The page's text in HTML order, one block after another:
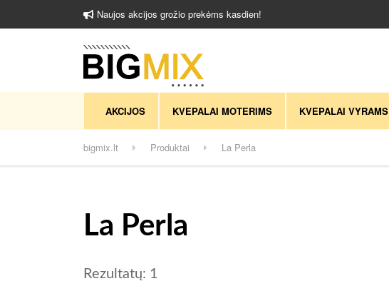
Naujos akcijos grožio prekėms kasdien!
AKCIJOS KVEPALAI MOTERIMS KVEPALAI VYRAMS
bigmix.lt Produktai La Perla
La Perla
Rezultatų: 1